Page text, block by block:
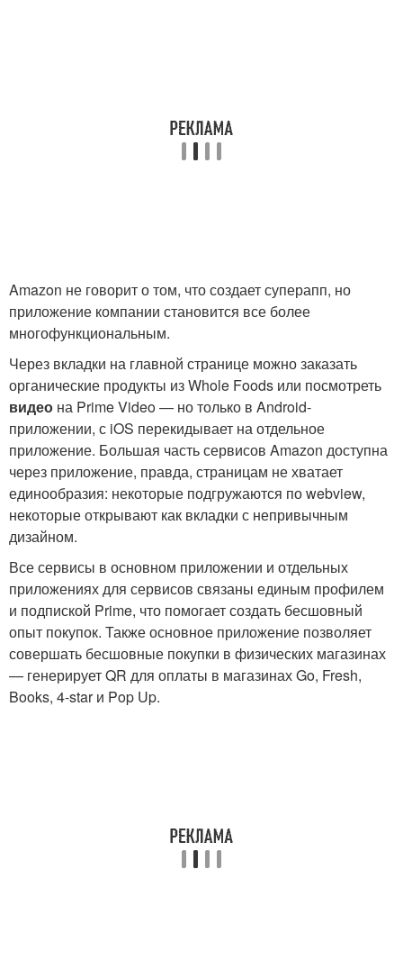
Amazon не говорит о том, что создает суперапп, но
приложение компании становится все более
многофункциональным.
Через вкладки на главной странице можно заказать
органические продукты из Whole Foods или посмотреть
видео на Prime Video — но только в Android-
приложении, с iOS перекидывает на отдельное
приложение. Большая часть сервисов Amazon доступна
через приложение, правда, страницам не хватает
единообразия: некоторые подгружаются по webview,
некоторые открывают как вкладки с непривычным
дизайном.
Все сервисы в основном приложении и отдельных
приложениях для сервисов связаны единым профилем
и подпиской Prime, что помогает создать бесшовный
опыт покупок. Также основное приложение позволяет
совершать бесшовные покупки в физических магазинах
— генерирует QR для оплаты в магазинах Go, Fresh,
Books, 4-star и Pop Up.